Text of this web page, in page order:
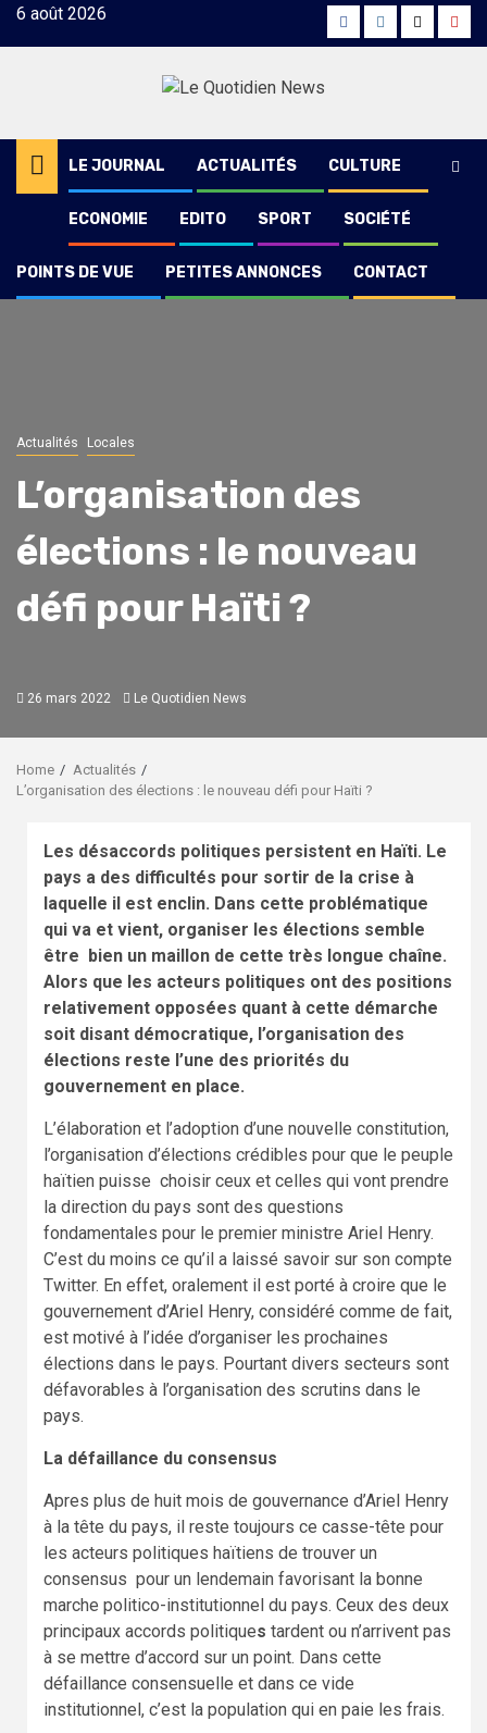
Skip6 août 2026 FacebookInstagram
Twitter
LE JOURNAL ACTUALITÉS CULTURE
ECONOMIE EDITO SPORT SOCIÉTÉ
POINTS DE VUE PETITES ANNONCES CONTACT
Actualités Locales
L’organisation des
élections : le nouveau
défi pour Haïti ?
26 mars 2022 Le Quotidien News
Home
Actualités
L’organisation des élections : le nouveau défi pour Haïti ?
Les désaccords politiques persistent en Haïti. Le
pays a des difficultés pour sortir de la crise à
laquelle il est enclin. Dans cette problématique
qui va et vient, organiser les élections semble
être bien un maillon de cette très longue chaîne.
Alors que les acteurs politiques ont des positions
relativement opposées quant à cette démarche
soit disant démocratique, l’organisation des
élections reste l’une des priorités du
gouvernement en place.
L’élaboration et l’adoption d’une nouvelle constitution,
l’organisation d’élections crédibles pour que le peuple
haïtien puisse choisir ceux et celles qui vont prendre
la direction du pays sont des questions
fondamentales pour le premier ministre Ariel Henry.
C’est du moins ce qu’il a laissé savoir sur son compte
Twitter. En effet, oralement il est porté à croire que le
gouvernement d’Ariel Henry, considéré comme de fait,
est motivé à l’idée d’organiser les prochaines
élections dans le pays. Pourtant divers secteurs sont
défavorables à l’organisation des scrutins dans le
pays.
La défaillance du consensus
Apres plus de huit mois de gouvernance d’Ariel Henry
à la tête du pays, il reste toujours ce casse-tête pour
les acteurs politiques haïtiens de trouver un
consensus pour un lendemain favorisant la bonne
marche politico-institutionnel du pays. Ceux des deux
principaux accords politiques tardent ou n’arrivent pas
à se mettre d’accord sur un point. Dans cette
défaillance consensuelle et dans ce vide
institutionnel, c’est la population qui en paie les frais.